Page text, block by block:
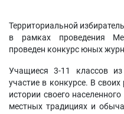
Территориальной
в рамках проведения
проведен конкурс юных
Учащиеся 3-11 классов
участие в конкурсе. В
истории своего
местных традициях и